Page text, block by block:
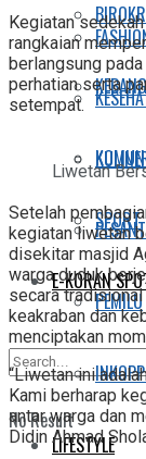
SPORT
E-KORAN
No Result
PEMILU
LIFESTYLE
Kegiatan
rangkaian
berlangsung
perhatian serta
setempat.
Liwetan
Setelah
kegiatan liwetan
disekitar masjid
warga duduk
secara
keakraban dan
menciptakan
“Liwetan ini
Kami berharap
antar warga dan
Didin Ahmad